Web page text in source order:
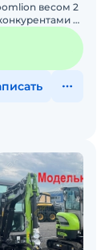
весом 2
и
тест-драйв н